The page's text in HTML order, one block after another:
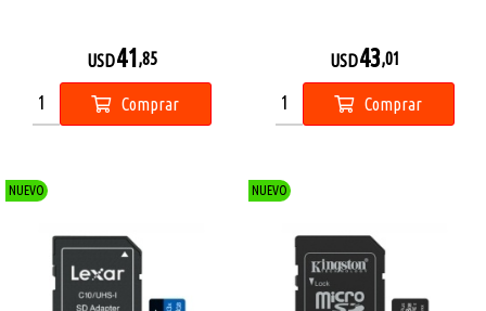
USD41 ,85
Comprar
USD43,01
Comprar
NUEVO NUEVO